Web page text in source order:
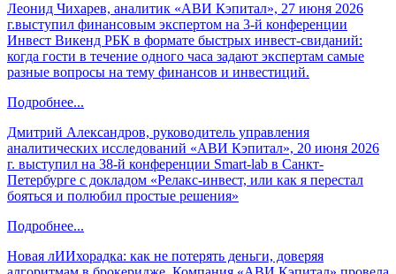
Леонид Чихарев, аналитик «АВИ Кэпитал», 27 июня 2026
г.выступил финансовым экспертом на 3-й конференции
Инвест Викенд РБК в формате быстрых инвест-свиданий:
когда гости в течение одного часа задают экспертам самые
разные вопросы на тему финансов и инвестиций.
Подробнее...
Дмитрий Александров, руководитель управления
аналитических исследований «АВИ Кэпитал», 20 июня 2026
г. выступил на 38-й конференции Smart-lab в Санкт-
Петербурге с докладом «Релакс-инвест, или как я перестал
бояться и полюбил простые решения»
Подробнее...
Новая лИИхорадка: как не потерять деньги, доверяя